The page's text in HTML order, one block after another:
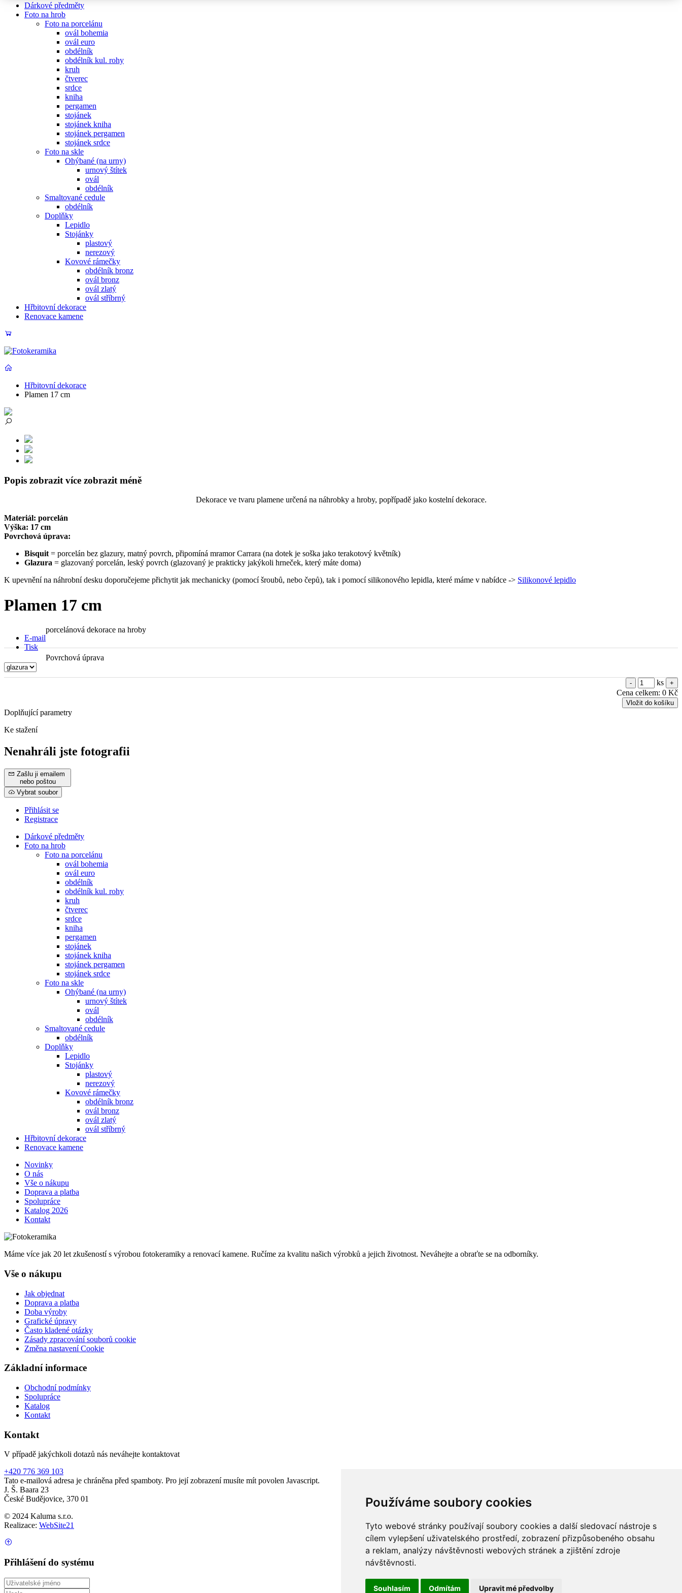
Používáme soubory cookies
Tyto webové stránky používají soubory cookies a další sledovací nástroje s
cílem vylepšení uživatelského prostředí, zobrazení přizpůsobeného obsahu
a reklam, analýzy návštěvnosti webových stránek a zjištění zdroje
návštěvnosti.
Souhlasím Odmítám Upravit mé předvolby
Dárkové předměty
Foto na hrob
Foto na porcelánu
ovál bohemia
ovál euro
obdélník
obdélník kul. rohy
kruh
čtverec
srdce
kniha
pergamen
stojánek
stojánek kniha
stojánek pergamen
stojánek srdce
Foto na skle
Ohýbané (na urny)
urnový štítek
ovál
obdélník
Smaltované cedule
obdélník
Doplňky
Lepidlo
Stojánky
plastový
nerezový
Kovové rámečky
obdélník bronz
ovál bronz
ovál zlatý
ovál stříbrný
Hřbitovní dekorace
Renovace kamene
Hřbitovní dekorace
Plamen 17 cm
Popis zobrazit více zobrazit méně
Dekorace ve tvaru plamene určená na náhrobky a hroby, popřípadě jako kostelní dekorace.
Materiál: porcelán
Výška: 17 cm
Povrchová úprava:
Bisquit= porcelán bez glazury, matný povrch, připomíná mramor Carrara (na dotek je soška jako terakotový květník)
Glazura = glazovaný porcelán, leský povrch (glazovaný je prakticky jakýkoli hrneček, který máte doma)
K upevnění na náhrobní desku doporučejeme přichytit jak mechanicky (pomocí šroubů, nebo čepů), tak i pomocí silikonového lepidla, které máme v nabídce -> Silikonové lepidlo
Plamen 17 cm
E-mail
Tisk
porcelánová dekorace na hroby
Povrchová úprava
ks
Cena celkem: 0 Kč
Vložit do košíku
Doplňující parametry
Ke stažení
Nenahráli jste fotografii
Zašlu ji emailem
nebo poštou
Vybrat soubor
Přihlásit se
Registrace
Dárkové předměty
Foto na hrob
Foto na porcelánu
ovál bohemia
ovál euro
obdélník
obdélník kul. rohy
kruh
čtverec
srdce
kniha
pergamen
stojánek
stojánek kniha
stojánek pergamen
stojánek srdce
Foto na skle
Ohýbané (na urny)
urnový štítek
ovál
obdélník
Smaltované cedule
obdélník
Doplňky
Lepidlo
Stojánky
plastový
nerezový
Kovové rámečky
obdélník bronz
ovál bronz
ovál zlatý
ovál stříbrný
Hřbitovní dekorace
Renovace kamene
Novinky
O nás
Vše o nákupu
Doprava a platba
Spolupráce
Katalog 2026
Kontakt
Máme více jak 20 let zkušeností s výrobou fotokeramiky a renovací kamene. Ručíme za kvalitu našich výrobků a jejich životnost. Neváhejte a obraťte se na odborníky.
Vše o nákupu
Jak objednat
Doprava a platba
Doba výroby
Grafické úpravy
Často kladené otázky
Zásady zpracování souborů cookie
Změna nastavení Cookie
Základní informace
Obchodní podmínky
Spolupráce
Katalog
Kontakt
Kontakt
V případě jakýchkoli dotazů nás neváhejte kontaktovat
+420 776 369 103
Tato e-mailová adresa je chráněna před spamboty. Pro její zobrazení musíte mít povolen Javascript.
J. Š. Baara 23
České Budějovice, 370 01
© 2024 Kaluma s.r.o.
Realizace: WebSite21
Přihlášení do systému